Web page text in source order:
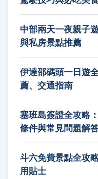
中部兩天一夜親子
與私房景點推薦
伊達邵碼頭一日遊
薦、交通指南
塞班島簽證全攻略
條件與常見問題解
斗六免費景點全攻
用貼士